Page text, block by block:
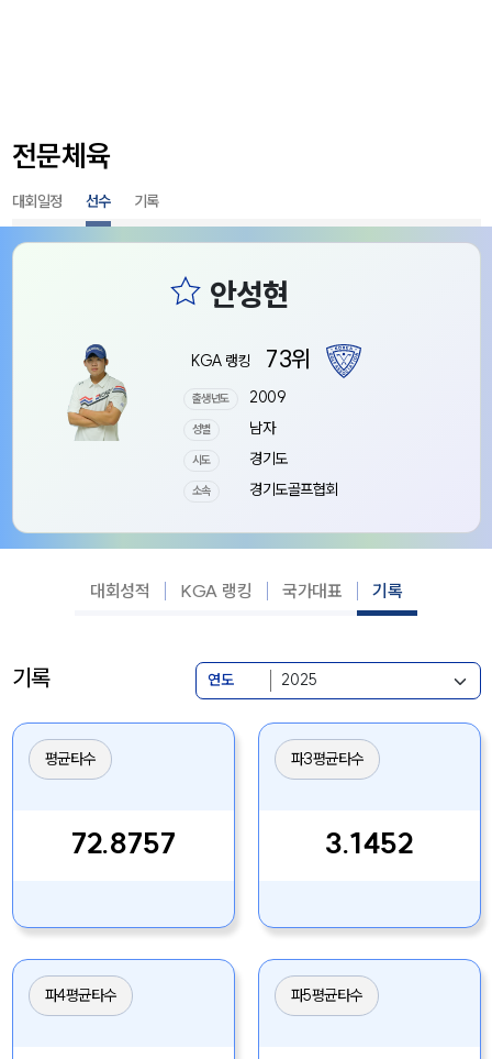
전문체육
대회일정 선수 기록
KGA 랭킹 73위
출생년도 2009
성별 남자
시도 경기도
소속 경기도골프협회
대회성적 KGA 랭킹 국가대표 기록
기록 연도
평균타수
72.8757
파3평균타수
3.1452
파4평균타수 파5평균타수